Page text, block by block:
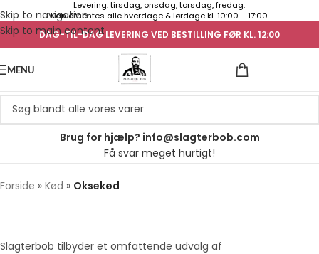
Skip to navigation
Skip to main content
Levering: tirsdag, onsdag, torsdag, fredag.
Kan afhentes alle hverdage & lørdage kl. 10:00 – 17:00
DAG-TIL-DAG LEVERING VED BESTILLING FØR KL. 12:00
MENU
Brug for hjælp? info@slagterbob.com
Få svar meget hurtigt!
Forside » Kød » Oksekød
Slagterbob tilbyder et omfattende udvalg af